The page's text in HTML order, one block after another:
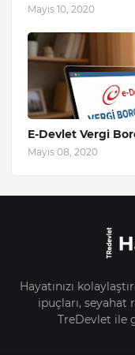
Mayıs 10, 2020
E-Devlet Vergi
Mayıs 08, 2020
Hayatınızı
ipuçları, seyahat
TreDevlet ile